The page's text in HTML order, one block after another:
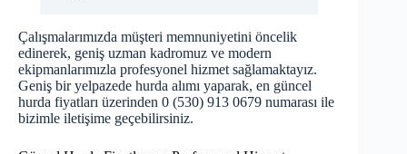
Çalışmalarımızda müşteri memnuniyetini öncelik
edinerek, geniş uzman kadromuz ve modern
ekipmanlarımızla profesyonel hizmet sağlamaktayız.
Geniş bir yelpazede hurda alımı yaparak, en güncel
hurda fiyatları üzerinden 0 (530) 913 0679 numarası ile
bizimle iletişime geçebilirsiniz.